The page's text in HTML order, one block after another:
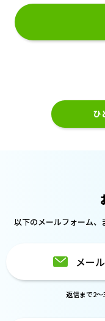
ひ
以下のメールフォーム、
メー
返信まで2